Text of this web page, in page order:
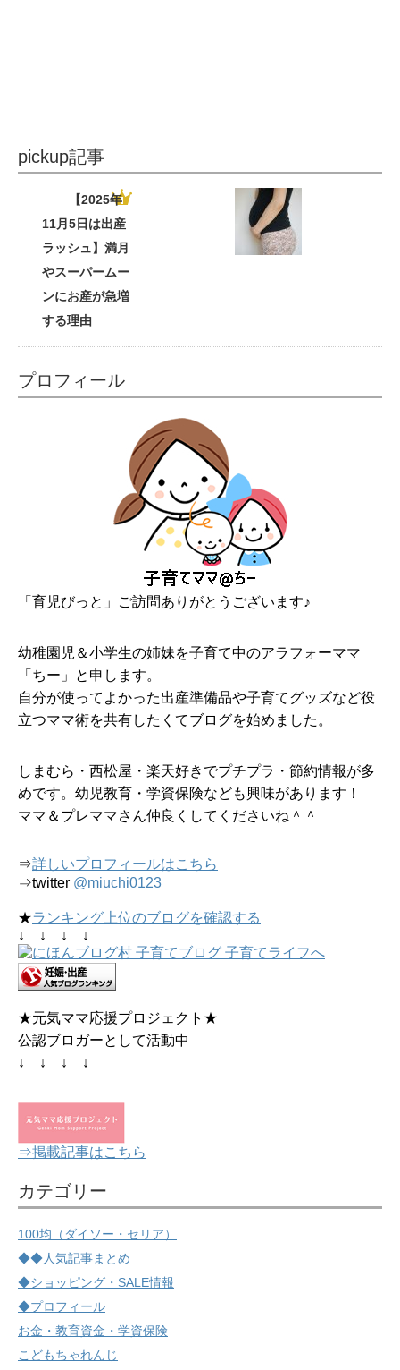
pickup記事
【2025年
11月5日は出産
ラッシュ】満月
やスーパームー
ンにお産が急増
する理由
プロフィール
「育児びっと」ご訪問ありがとうございます♪
幼稚園児＆小学生の姉妹を子育て中のアラフォーママ
「ちー」と申します。
自分が使ってよかった出産準備品や子育てグッズなど役
立つママ術を共有したくてブログを始めました。
しまむら・西松屋・楽天好きでプチプラ・節約情報が多
めです。幼児教育・学資保険なども興味があります！
ママ＆プレママさん仲良くしてくださいね＾＾
⇒詳しいプロフィールはこちら
⇒twitter @miuchi0123
★ランキング上位のブログを確認する
↓ ↓ ↓ ↓
★元気ママ応援プロジェクト★
公認ブロガーとして活動中
↓ ↓ ↓ ↓
⇒掲載記事はこちら
カテゴリー
100均（ダイソー・セリア）
◆◆人気記事まとめ
◆ショッピング・SALE情報
◆プロフィール
お金・教育資金・学資保険
こどもちゃれんじ